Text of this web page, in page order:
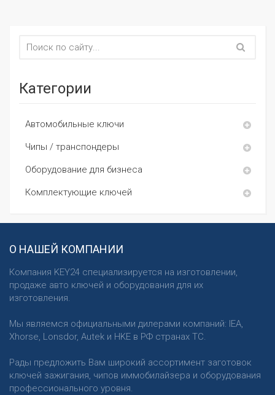
Категории
Автомобильные ключи
Чипы / транспондеры
Оборудование для бизнеса
Комплектующие ключей
О НАШЕЙ КОМПАНИИ
Компания KEY24 специализируется на изготовлении,
продаже авто ключей и оборудования для их
изготовления.
Мы являемся официальными дилерами компаний: IEA,
Xhorse, Lonsdor, Autek и HKE в РФ странах ТС.
Рады предложить Вам широкий ассортимент заготовок
ключей зажигания, чипов иммобилайзера и оборудования
профессионального уровня.